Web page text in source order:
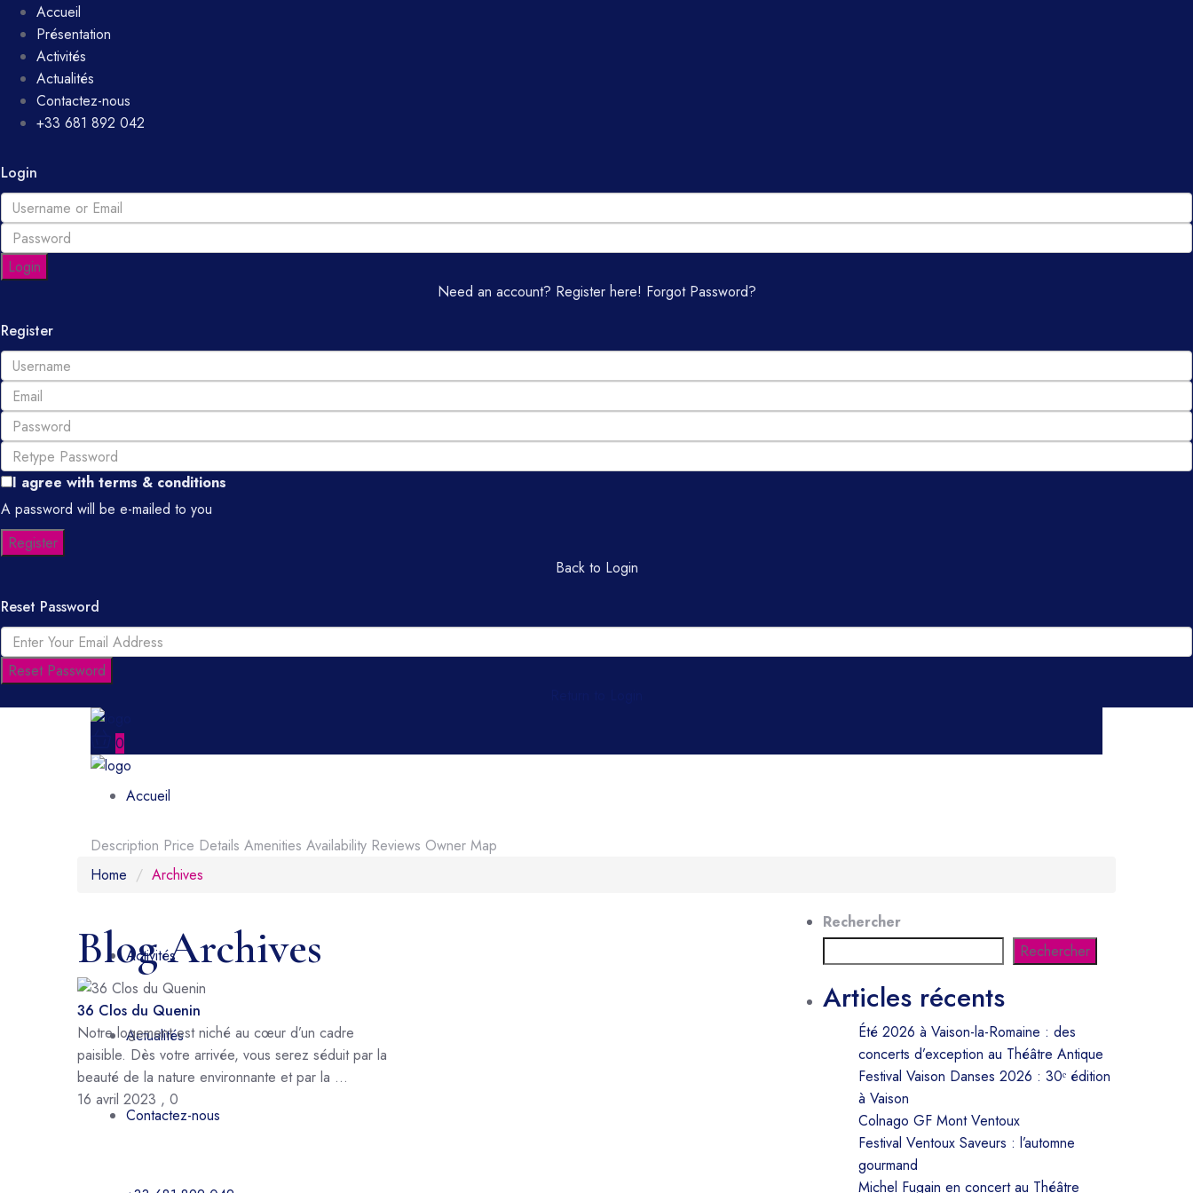
Accueil
Présentation
Activités
Actualités
Contactez-nous
+33 681 892 042
Login
Login
Need an account? Register here! Forgot Password?
Register
I agree with terms & conditions
A password will be e-mailed to you
Register
Back to Login
Reset Password
Reset Password
0
Accueil
Présentation
Activités
Actualités
Contactez-nous
Description Price Details Amenities Availability Reviews Owner Map
Home
Archives
Blog Archives
36 Clos du Quenin
Notre logement est niché au cœur d’un cadre
paisible. Dès votre arrivée, vous serez séduit par la
beauté de la nature environnante et par la ...
16 avril 2023 , 0
Rechercher
Rechercher
Articles récents
Été 2026 à Vaison-la-Romaine : des
concerts d’exception au Théâtre Antique
Festival Vaison Danses 2026 : 30ᵉ édition
à Vaison
Colnago GF Mont Ventoux
Festival Ventoux Saveurs : l’automne
gourmand
Michel Fugain en concert au Théâtre